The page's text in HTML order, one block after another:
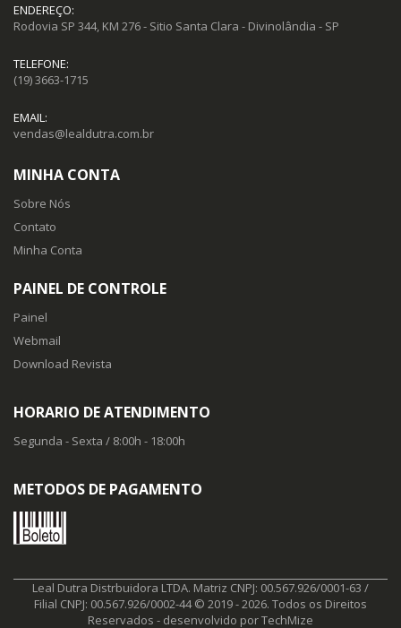
ENDEREÇO:
Rodovia SP 344, KM 276 - Sitio Santa Clara - Divinolândia - SP
TELEFONE:
(19) 3663-1715
EMAIL:
vendas@lealdutra.com.br
MINHA CONTA
Sobre Nós
Contato
Minha Conta
PAINEL DE CONTROLE
Painel
Webmail
Download Revista
HORARIO DE ATENDIMENTO
Segunda - Sexta / 8:00h - 18:00h
METODOS DE PAGAMENTO
Leal Dutra Distrbuidora LTDA. Matriz CNPJ: 00.567.926/0001-63 /
Filial CNPJ: 00.567.926/0002-44 © 2019 - 2026. Todos os Direitos
Reservados - desenvolvido porTechMize